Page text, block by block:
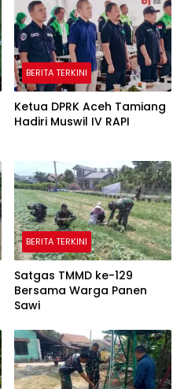
BERITA TERKINI
Ketua DPRK Aceh Tamiang
Hadiri Muswil IV RAPI
BERITA TERKINI
Satgas TMMD ke-129
Bersama Warga Panen
Sawi